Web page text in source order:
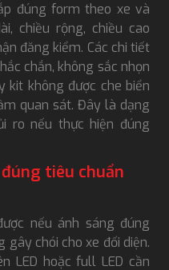
đúng form theo xe và
chiều rộng, chiều cao
đăng kiểm. Các chi tiết
chắn, không sắc nhọn
kit không được che biển
quan sát. Đây là dạng
ro nếu thực hiện đúng
tiêu chuẩn
nếu ánh sáng đúng
gây chói cho xe đối diện.
LED hoặc full LED cần